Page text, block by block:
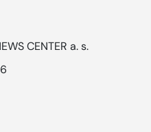
CENTER a. s.